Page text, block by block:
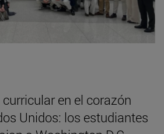
en el corazón
Unidos: los estudiantes